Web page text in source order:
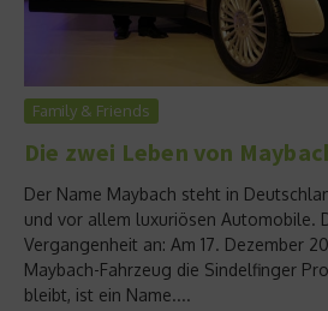
Family & Friends
Die zwei Leben von
Der Name Maybach steht in
und vor allem luxuriösen Automobile.
Vergangenheit an: Am 17. Dezember
Maybach-Fahrzeug die Sindelfinger
bleibt, ist ein Name....